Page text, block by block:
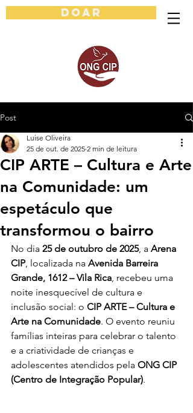
DOAR
Post
CIP ARTE – Cultura e Arte
na Comunidade: um
espetáculo que
transformou o bairro
Luise Oliveira
25 de out. de 2025 2 min de leitura
No dia 25 de outubro de 2025, a Arena
CIP, localizada na Avenida Barreira
Grande, 1612 – Vila Rica, recebeu uma
noite inesquecível de cultura e
inclusão social: o CIP ARTE – Cultura e
Arte na Comunidade. O evento reuniu
famílias inteiras para celebrar o talento
e a criatividade de crianças e
adolescentes atendidos pela ONG CIP
(Centro de Integração Popular).